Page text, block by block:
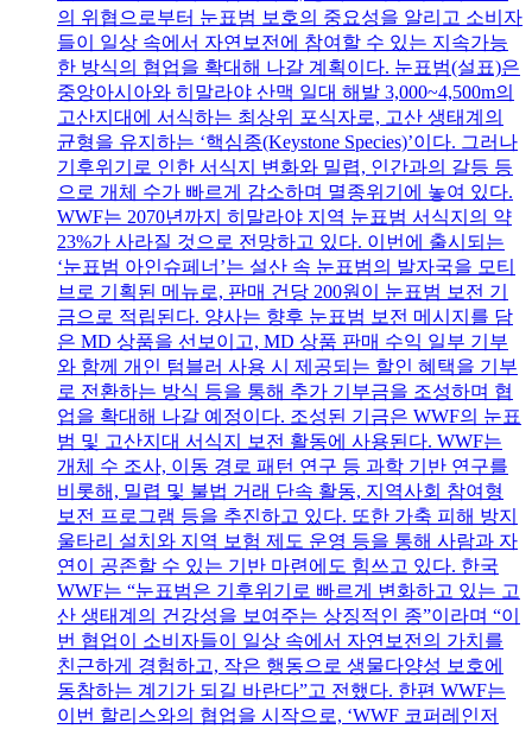
의 위협으로부터 눈표범 보호의 중요성을 알리고 소비자
들이 일상 속에서 자연보전에 참여할 수 있는 지속가능
한 방식의 협업을 확대해 나갈 계획이다. 눈표범(설표)은
중앙아시아와 히말라야 산맥 일대 해발 3,000~4,500m의
고산지대에 서식하는 최상위 포식자로, 고산 생태계의
균형을 유지하는 ‘핵심종(Keystone Species)’이다. 그러나
기후위기로 인한 서식지 변화와 밀렵, 인간과의 갈등 등
으로 개체 수가 빠르게 감소하며 멸종위기에 놓여 있다.
WWF는 2070년까지 히말라야 지역 눈표범 서식지의 약
23%가 사라질 것으로 전망하고 있다. 이번에 출시되는
‘눈표범 아인슈페너’는 설산 속 눈표범의 발자국을 모티
브로 기획된 메뉴로, 판매 건당 200원이 눈표범 보전 기
금으로 적립된다. 양사는 향후 눈표범 보전 메시지를 담
은 MD 상품을 선보이고, MD 상품 판매 수익 일부 기부
와 함께 개인 텀블러 사용 시 제공되는 할인 혜택을 기부
로 전환하는 방식 등을 통해 추가 기부금을 조성하며 협
업을 확대해 나갈 예정이다. 조성된 기금은 WWF의 눈표
범 및 고산지대 서식지 보전 활동에 사용된다. WWF는
개체 수 조사, 이동 경로 패턴 연구 등 과학 기반 연구를
비롯해, 밀렵 및 불법 거래 단속 활동, 지역사회 참여형
보전 프로그램 등을 추진하고 있다. 또한 가축 피해 방지
울타리 설치와 지역 보험 제도 운영 등을 통해 사람과 자
연이 공존할 수 있는 기반 마련에도 힘쓰고 있다. 한국
WWF는 “눈표범은 기후위기로 빠르게 변화하고 있는 고
산 생태계의 건강성을 보여주는 상징적인 종”이라며 “이
번 협업이 소비자들이 일상 속에서 자연보전의 가치를
친근하게 경험하고, 작은 행동으로 생물다양성 보호에
동참하는 계기가 되길 바란다”고 전했다. 한편 WWF는
이번 할리스와의 협업을 시작으로, ‘WWF 코퍼레인저